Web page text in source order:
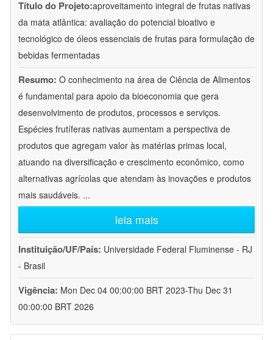
Título do Projeto:aproveitamento integral de frutas nativas
da mata atlântica: avaliação do potencial bioativo e
tecnológico de óleos essenciais de frutas para formulação de
bebidas fermentadas
Resumo: O conhecimento na área de Ciência de Alimentos
é fundamental para apoio da bioeconomia que gera
desenvolvimento de produtos, processos e serviços.
Espécies frutíferas nativas aumentam a perspectiva de
produtos que agregam valor às matérias primas local,
atuando na diversificação e crescimento econômico, como
alternativas agrícolas que atendam às inovações e produtos
mais saudáveis. ...
leia mais
Instituição/UF/País: Universidade Federal Fluminense - RJ
- Brasil
Vigência: Mon Dec 04 00:00:00 BRT 2023-Thu Dec 31
00:00:00 BRT 2026